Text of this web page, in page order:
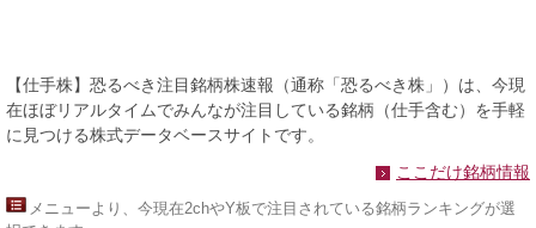
【仕手株】恐るべき注目銘柄株速報（通称「恐るべき株」）は、今現
在ほぼリアルタイムでみんなが注目している銘柄（仕手含む）を手軽
に見つける株式データベースサイトです。
ここだけ銘柄情報
メニューより、今現在2chやY板で注目されている銘柄ランキングが選